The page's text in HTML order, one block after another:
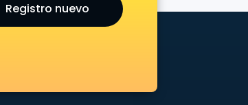
Registro nuevo